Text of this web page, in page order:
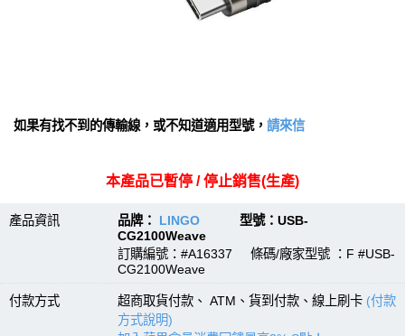
如果有找不到的傳輸線，或不知道適用型號， 請來信
本產品已暫停 / 停止銷售(生產)
產品資訊 品牌： LINGO 型號：USB-
CG2100Weave
訂購編號：#A16337 條碼/廠家型號 ：F #USB-
CG2100Weave
付款方式 超商取貨付款、 ATM、貨到付款、線上刷卡 (付款
方式說明)